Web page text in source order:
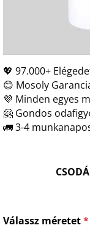
💖 97.000+
😊 Mosoly
💜 Minden egyes
🤗 Gondos
🚛 3-4
Válassz méretet*